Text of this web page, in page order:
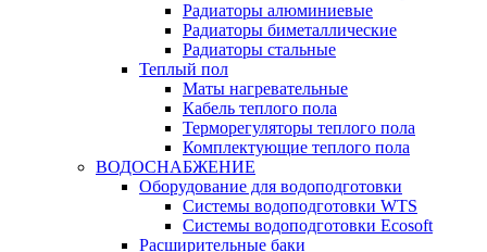
Радиаторы алюминиевые
Радиаторы биметаллические
Радиаторы стальные
Теплый пол
Маты нагревательные
Кабель теплого пола
Терморегуляторы теплого пола
Комплектующие теплого пола
ВОДОСНАБЖЕНИЕ
Оборудование для водоподготовки
Системы водоподготовки WTS
Системы водоподготовки Ecosoft
Расширительные баки